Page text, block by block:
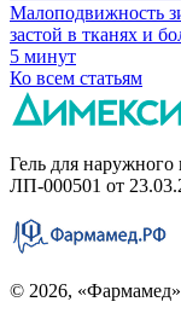
Малоподвижность
застой в тканях и
5 минут
Ко всем статьям
Гель для
ЛП-000501 от
© 2026,